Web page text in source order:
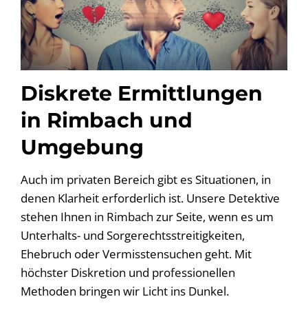
Diskrete Ermittlungen
in Rimbach und
Umgebung
Auch im privaten Bereich gibt es Situationen, in
denen Klarheit erforderlich ist. Unsere Detektive
stehen Ihnen in Rimbach zur Seite, wenn es um
Unterhalts- und Sorgerechtsstreitigkeiten,
Ehebruch oder Vermisstensuchen geht. Mit
höchster Diskretion und professionellen
Methoden bringen wir Licht ins Dunkel.